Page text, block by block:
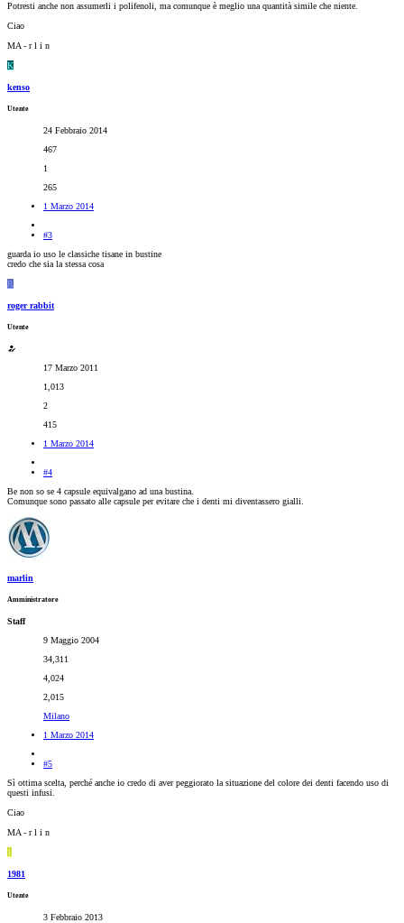
Potresti anche non assumerli i polifenoli, ma comunque è meglio una quantità simile che niente.
Ciao
MA - r l i n
K
kenso
Utente
24 Febbraio 2014
467
1
265
1 Marzo 2014
#3
guarda io uso le classiche tisane in bustine
credo che sia la stessa cosa
R
roger rabbit
Utente
17 Marzo 2011
1,013
2
415
1 Marzo 2014
#4
Be non so se 4 capsule equivalgano ad una bustina.
Comunque sono passato alle capsule per evitare che i denti mi diventassero gialli.
marlin
Amministratore
Staff
9 Maggio 2004
34,311
4,024
2,015
Milano
1 Marzo 2014
#5
Sì ottima scelta, perché anche io credo di aver peggiorato la situazione del colore dei denti facendo uso di
questi infusi.
Ciao
MA - r l i n
1
1981
Utente
3 Febbraio 2013